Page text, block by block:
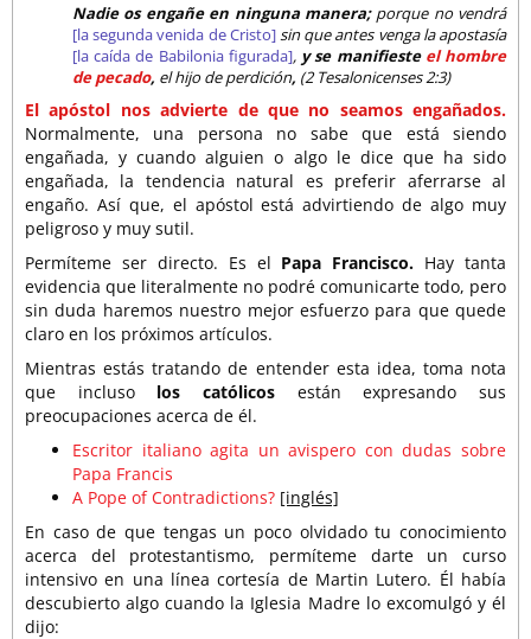
Nadie os engañe en ninguna manera;porque no vendrá
[la segunda venida de Cristo] sin que antes venga la apostasía
[la caída de Babilonia figurada], y se manifieste el hombre
de pecado, el hijo de perdición, (2 Tesalonicenses 2:3)
El apóstol nos advierte de que no seamos engañados.
Normalmente, una persona no sabe que está siendo
engañada, y cuando alguien o algo le dice que ha sido
engañada, la tendencia natural es preferir aferrarse al
engaño. Así que, el apóstol está advirtiendo de algo muy
peligroso y muy sutil.
Permíteme ser directo. Es el Papa Francisco. Hay tanta
evidencia que literalmente no podré comunicarte todo, pero
sin duda haremos nuestro mejor esfuerzo para que quede
claro en los próximos artículos.
Mientras estás tratando de entender esta idea, toma nota
que incluso los católicos están expresando sus
preocupaciones acerca de él.
Escritor italiano agita un avispero con dudas sobre
Papa Francis
A Pope of Contradictions? [inglés]
En caso de que tengas un poco olvidado tu conocimiento
acerca del protestantismo, permíteme darte un curso
intensivo en una línea cortesía de Martin Lutero. Él había
descubierto algo cuando la Iglesia Madre lo excomulgó y él
dijo: